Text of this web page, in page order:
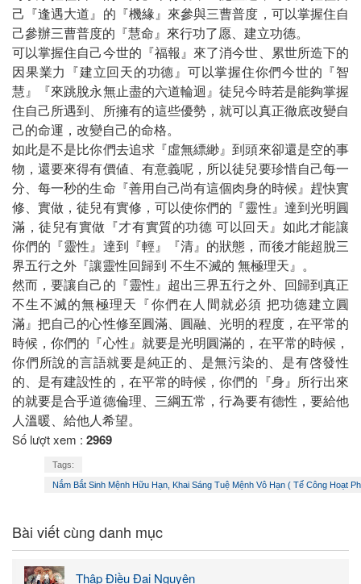
己『逢遇大道』的『機緣』來參與三曹普度，可以掌握住自
己參辦三曹普度的『慧命』來行功了愿、建立功德。
可以掌握住自己今世的『福報』來了消今世、累世所造下的
因果業力『建立回天的功德』可以掌握住你們今世的『智
慧』『來跳脫永無止盡的六道輪迴』徒兒今時若是能夠掌握
住自己所遇到、所擁有的這些優勢，就可以真正徹底改變自
己的命運，改變自己的命格。
如此是不是比你們去追求『虛無縹緲』到頭來卻還是空的事
物，還要來得有價値、有意義呢，所以徒兒要珍惜自己每一
分、每一秒的生命『善用自己尚有這個肉身的時候』趕快實
修、實做，徒兒有實修，可以使你們的『靈性』達到光明圓
滿，徒兒有實做『才有實質的功德 可以回天』如此才能讓
你們的『靈性』達到『輕』『清』的狀態，而後才能超脫三
界五行之外『讓靈性回歸到 不生不滅的 無極理天』。
然而，要讓自己的『靈性』超出三界五行之外、回歸到真正
不生不滅的無極理天『你們在人間就必須 把功德建立圓
滿』把自己的心性修至圓滿、圓融、光明的程度，在平常的
時候，你們的『心性』就要是光明圓滿的，在平常的時候，
你們所說的言語就要是純正的、是無污染的、是有啓發性
的、是有建設性的，在平常的時候，你們的『身』所行出來
的就要是合乎道德倫理、三綱五常，行為要有德性，要給他
人溫暖、給他人希望。
Số lượt xem : 2969
Tags:
Nắm Bắt Sinh Mệnh Hữu Hạn, Khai Sáng Tuệ Mệnh Vô Hạn ( Tế Công Hoạt
Bài viết cùng danh mục
Thập Điều Đại Nguyện